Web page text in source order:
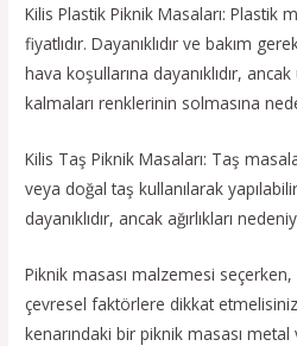
Kilis Plastik Piknik Masaları: Plastik
fiyatlıdır. Dayanıklıdır ve bakım
hava koşullarına dayanıklıdır,
kalmaları renklerinin solmasına
Kilis Taş Piknik Masaları: Taş
veya doğal taş kullanılarak
dayanıklıdır, ancak ağırlıkları
Piknik masası malzemesi seçerken,
çevresel faktörlere dikkat
kenarındaki bir piknik masası metal